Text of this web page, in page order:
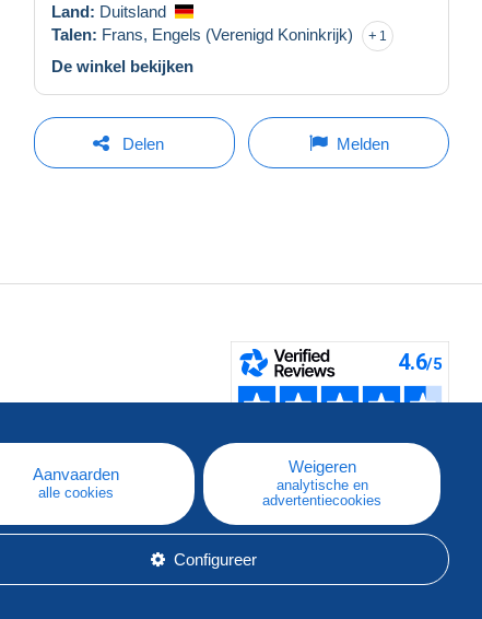
Land: Duitsland
Talen: Frans, Engels (Verenigd Koninkrijk) 1
De winkel bekijken
Delen Melden
Aanvaarden
alle cookies
Weigeren
analytische en
advertentiecookies
Configureer